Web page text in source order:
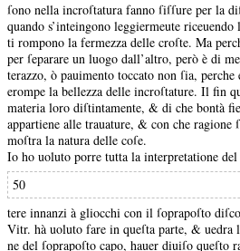
ſono nella incroſtatura fanno ſiſſure per la
quando s’inteingono leggiermeute
ti rompono la fermezza delle croſte. Ma
per ſeparare un luogo dall’altro, però è di
terazzo, ò pauimento toccato non ſia,
erompe la bellezza delle incroſtature. Il fin
materia loro diſtintamente, & di che bontà
appartiene alle trauature, & con che ragione
moſtra la natura delle coſe.
Io ho uoluto porre tutta la interpretatione del
50
tere innanzi à gliocchi con il ſoprapoſto
Vitr. hà uoluto fare in queſta parte, & uedra
ne del ſoprapoſto capo, hauer diuiſo